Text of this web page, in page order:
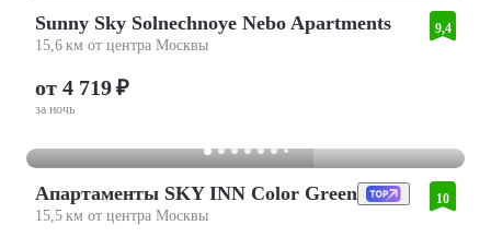
Sunny Sky Solnechnoye Nebo Apartments
15,6 км от центра Москвы
9,4
от 4 719 ₽
за ночь
Апартаменты SKY INN Color Green
15,5 км от центра Москвы
10